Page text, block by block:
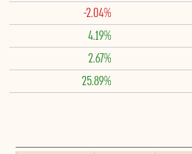
-2.04%
4.19%
2.67%
25.89%